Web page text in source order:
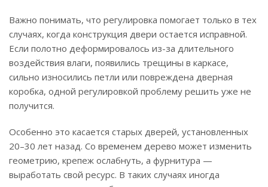
Важно понимать, что регулировка помогает только в тех
случаях, когда конструкция двери остается исправной.
Если полотно деформировалось из-за длительного
воздействия влаги, появились трещины в каркасе,
сильно износились петли или повреждена дверная
коробка, одной регулировкой проблему решить уже не
получится.
Особенно это касается старых дверей, установленных
20–30 лет назад. Со временем дерево может изменить
геометрию, крепеж ослабнуть, а фурнитура —
выработать свой ресурс. В таких случаях иногда